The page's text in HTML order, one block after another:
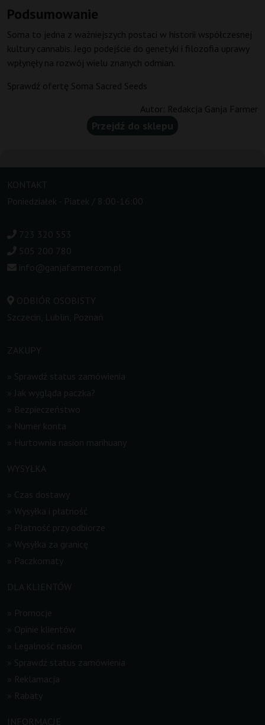
Podsumowanie
Soma to jedna z ważniejszych postaci w historii współczesnej
kultury cannabis. Jego podejście do genetyki i filozofia uprawy
wpłynęły na rozwój wielu znanych odmian.
Sprawdź ofertę Soma Sacred Seeds
Autor: Redakcja Ganja Farmer
Przejdź do sklepu
KONTAKT
Poniedziałek - Piatek / 8:00-16:00
723 320 553
505 200 780
info@ganjafarmer.com.pl
ODBIÓR OSOBISTY
Szczecin, Lublin, Poznań
ZAKUPY
Sprawdź status zamówienia
Jak wygląda paczka?
Bezpieczeństwo
Numer konta
Hurtownia nasion marihuany
WYSYŁKA
Czas dostawy
Wysyłka i płatność
Płatność przy odbiorze
Wysyłka za granicę
Paczkomaty
DLA KLIENTÓW
Promocje
Opinie klientów
Legalność nasion
Sprawdź status zamówienia
Reklamacja
Rabaty
INFORMACJE